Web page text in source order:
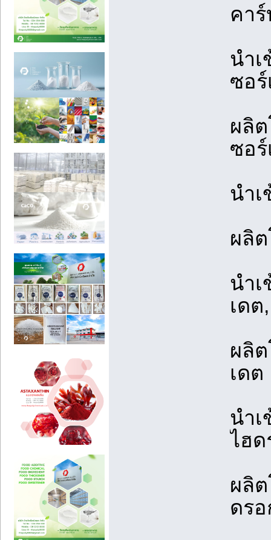
คา
นำ
ซอร์
ผลิ
ซอร์
นำ
ผลิ
นำ
เดต,
ผลิ
เดต
นำ
ไฮ
ผลิ
ดร